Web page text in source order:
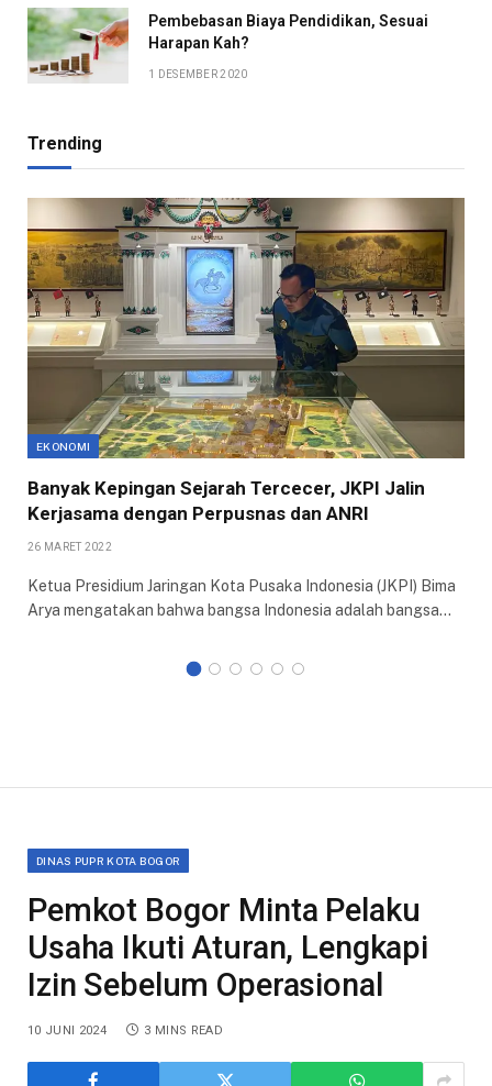
Pembebasan Biaya Pendidikan, Sesuai
Harapan Kah?
1 DESEMBER 2020
Trending
EKONOMI
Banyak Kepingan Sejarah Tercecer, JKPI Jalin
Kerjasama dengan Perpusnas dan ANRI
26 MARET 2022
Ketua Presidium Jaringan Kota Pusaka Indonesia (JKPI) Bima
Arya mengatakan bahwa bangsa Indonesia adalah bangsa…
DINAS PUPR KOTA BOGOR
Pemkot Bogor Minta Pelaku
Usaha Ikuti Aturan, Lengkapi
Izin Sebelum Operasional
10 JUNI 2024 3 MINS READ